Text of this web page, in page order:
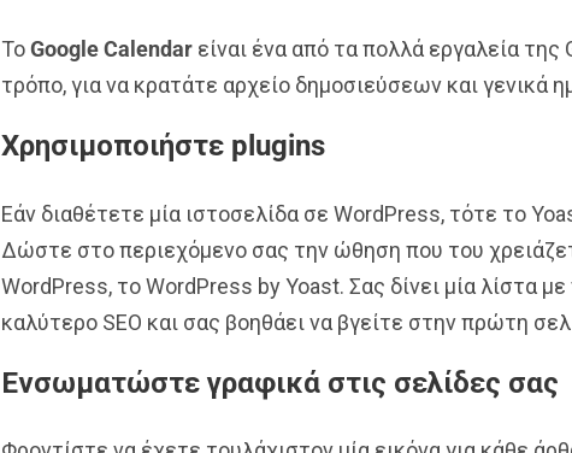
ΤοGoogle Calendar είναι ένα από τα πολλά εργαλεία
τρόπο, για να κρατάτε αρχείο δημοσιεύσεων και γενικά
Χρησιμοποιήστε plugins
Εάν διαθέτετε μία ιστοσελίδα σε WordPress, τότε το
Δώστε στο περιεχόμενο σας την ώθηση που του
WordPress, το WordPress by Yoast. Σας δίνει μία λίστα
καλύτερο SEO και σας βοηθάει να βγείτε στην πρώτη
Ενσωματώστε γραφικά στις σελίδες σας